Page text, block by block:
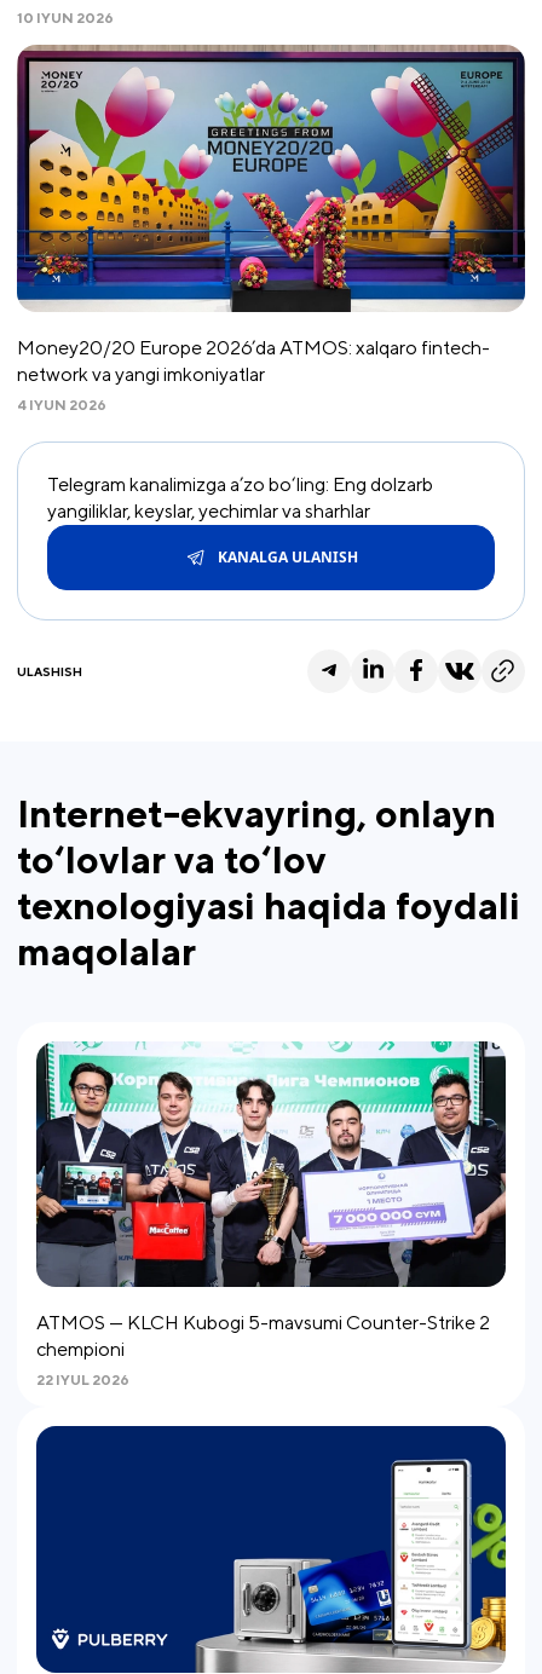
10 IYUN 2026
Money20/20 Europe 2026’da ATMOS: xalqaro fintech-
network va yangi imkoniyatlar
4 IYUN 2026
Telegram kanalimizga a’zo bo‘ling: Eng dolzarb
yangiliklar, keyslar, yechimlar va sharhlar
KANALGA ULANISH
ULASHISH
Internet-ekvayring, onlayn
to‘lovlar va to‘lov
texnologiyasi haqida foydali
maqolalar
ATMOS — KLCH Kubogi 5-mavsumi Counter-Strike 2
chempioni
22 IYUL 2026